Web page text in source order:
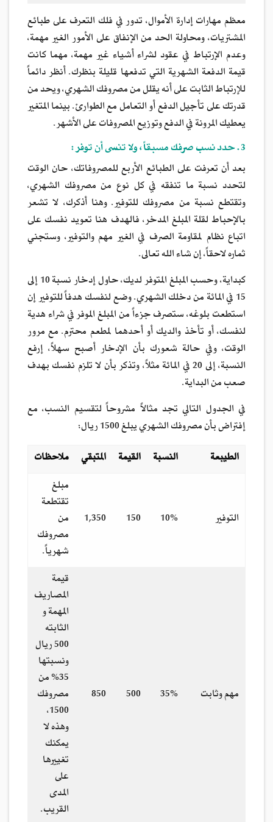
معظم مهارات إدارة الأموال، تدور في فلك التعرف على طبائع
المشتريات، ومحاولة الحد من الإنفاق على الأمور الغير مهمة،
وعدم الإرتباط في عقود لشراء أشياء غير مهمة، مهما كانت
قيمة الدفعة الشهرية التي تدفعها قليلة بنظرك. أنظر دائماً
للإرتباط الثابت على أنه يقلل من مصروفك الشهري، ويحد من
قدرتك على تأجيل الدفع أو التعامل مع الطوارئ. بينما المتغير
يعطيك المرونة في الدفع وتوزيع المصروفات على الأشهر.
3. حدد نسب صرفك مسبقاً، ولا تنسى أن توفر:
بعد أن تعرفت على الطبائع الأربع للمصروفاتك، حان الوقت
لتحدد نسبة ما تنفقه في كل نوع من مصروفك الشهري،
وتقتطع نسبة من مصروفك للتوفير. وهنا أذكرك، لا تشعر
بالإحباط لقلة المبلغ المدخر، فالهدف هنا تعويد نفسك على
اتباع نظام لمقاومة الصرف في الغير مهم والتوفير، وستجني
ثماره لاحقاً، إن شاء الله تعالى.
كبداية، وحسب المبلغ المتوفر لديك، حاول إدخار نسبة 10 إلى
15 في المائة من دخلك الشهري. وضع لنفسك هدفاً للتوفير إن
استطعت بلوغه، ستصرف جزءاً من المبلغ الموفر في شراء هدية
لنفسك، أو تأخذ والديك أو أحدهما لمطعم محترم. مع مرور
الوقت، وفي حالة شعورك بأن الإدخار أصبح سهلاً، إرفع
النسبة، إلى 20 في المائة مثلاً، وتذكر بأن لا تلزم نفسك بهدف
صعب من البداية.
في الجدول التالي تجد مثالاً مشروحاً لتقسيم النسب، مع
إفتراض بأن مصروفك الشهري يبلغ 1500 ريال:
الطيبعة
النسبة القيمة المتبقي ملاحظات
التوفير 10%
150
1,350
مبلغ
تقتطعة
من
مصروفك
شهرياً.
مهم وثابت 35%
500
850
قيمة
المصاريف
المهمة و
الثابته
500 ريال
ونسبتها
35% من
مصروفك
1500،
وهذه لا
يمكنك
تغييرها
على
المدى
القريب.